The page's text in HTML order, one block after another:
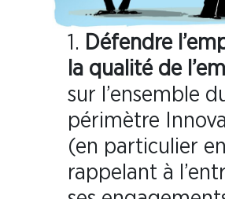
1. Défendre
la qualité de
sur l’ensemble
périmètre
(en particulier en
rappelant à